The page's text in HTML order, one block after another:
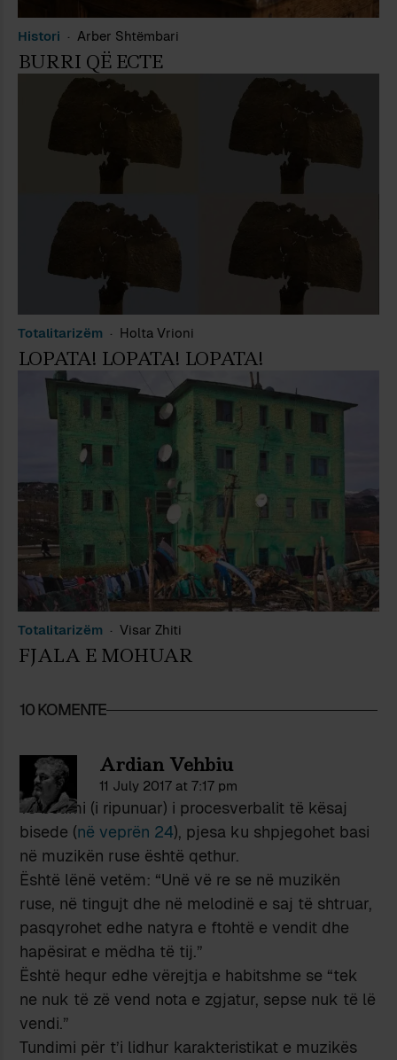
Histori Arber Shtëmbari
BURRI QË ECTE
Totalitarizëm Holta Vrioni
LOPATA! LOPATA! LOPATA!
Totalitarizëm Visar Zhiti
FJALA E MOHUAR
10 KOMENTE
Ardian Vehbiu
11 July 2017 at 7:17 pm
Te botimi (i ripunuar) i procesverbalit të kësaj
bisede (në veprën 24), pjesa ku shpjegohet basi
në muzikën ruse është qethur.
Është lënë vetëm: “Unë vë re se në muzikën
ruse, në tingujt dhe në melodinë e saj të shtruar,
pasqyrohet edhe natyra e ftohtë e vendit dhe
hapësirat e mëdha të tij.”
Është hequr edhe vërejtja e habitshme se “tek
ne nuk të zë vend nota e zgjatur, sepse nuk të lë
vendi.”
Tundimi për t’i lidhur karakteristikat e muzikës